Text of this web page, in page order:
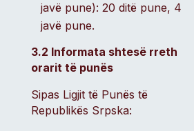
javë pune): 20 ditë pune, 4
javë pune.
3.2 Informata shtesë rreth
orarit të punës
Sipas Ligjit të Punës të
Republikës Srpska: